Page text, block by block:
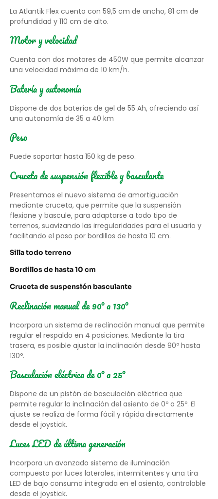
La Atlantik Flex cuenta con 59,5 cm de ancho, 81 cm de
profundidad y 110 cm de alto.
Motor y velocidad
Cuenta con dos motores de 450W que permite alcanzar
una velocidad máxima de 10 km/h.
Batería y autonomía
Dispone de dos baterías de gel de 55 Ah, ofreciendo así
una autonomía de 35 a 40 km
Peso
Puede soportar hasta 150 kg de peso.
Cruceta de suspensión flexible y basculante
Presentamos el nuevo sistema de amortiguación
mediante cruceta, que permite que la suspensión
flexione y bascule, para adaptarse a todo tipo de
terrenos, suavizando las irregularidades para el usuario y
facilitando el paso por bordillos de hasta 10 cm.
Silla todo terreno
Bordillos de hasta 10 cm
Cruceta de suspensión basculante
Reclinación manual de 90º a 130º
Incorpora un sistema de reclinación manual que permite
regular el respaldo en 4 posiciones. Mediante la tira
trasera, es posible ajustar la inclinación desde 90º hasta
130º.
Basculación eléctrica de 0º a 25º
Dispone de un pistón de basculación eléctrica que
permite regular la inclinación del asiento de 0º a 25º. El
ajuste se realiza de forma fácil y rápida directamente
desde el joystick.
Luces LED de última generación
Incorpora un avanzado sistema de iluminación
compuesto por luces laterales, intermitentes y una tira
LED de bajo consumo integrada en el asiento, controlable
desde el joystick.